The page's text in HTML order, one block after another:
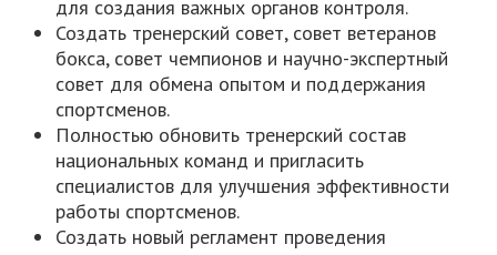
для создания важных органов контроля.
Создать тренерский совет, совет ветеранов
бокса, совет чемпионов и научно-экспертный
совет для обмена опытом и поддержания
спортсменов.
Полностью обновить тренерский состав
национальных команд и пригласить
специалистов для улучшения эффективности
работы спортсменов.
Создать новый регламент проведения